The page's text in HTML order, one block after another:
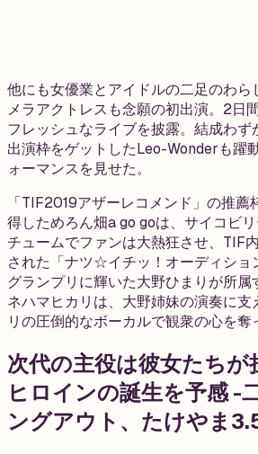
他にも女優業とアイドルの二足のわら
メラアクトレスも念願の初出演。2日
フレッシュなライブを披露。結成わ
出演枠をゲットしたLeo-Wonderも躍
ォーマンスを見せた。
「TIF2019アザーレコメンド」の推薦
得しためろん畑a go goは、サイコビ
チュームでファンは大熱狂させ、TIF
された「ナツ☆イチッ！オーディショ
グランプリに輝いた大野ひまりが所
ネハマヒカリは、大野姉妹の演奏に支
リの圧倒的なボーカルで観衆の心を奪
次代の主役は彼女たちが
ヒロインの誕生を予感 -
ングアウト、たけやま